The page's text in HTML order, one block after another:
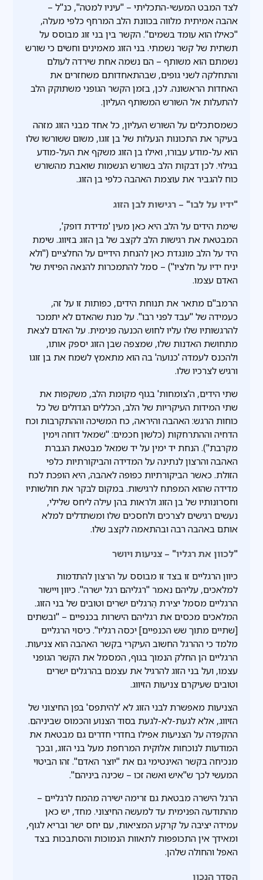
לצד המבט המעשי-התכליתי – "עיניו למטה", כנ"ל –
אהבה אמיתית מלווה בכוונת הלב המרחף כלפי מעלה,
"כאילו הוא עומד בשמים". הקשר בין בני זוג מבוסס על
תשתית של קשר נשמתי. בני הזוג מאמינים וחשים כי שורש
נשמתם הוא משותף – הם נשמה אחת שירדה לעולם
והתחלקה לשני גופים, שבהתאחדותם משחזרים את
האחדות הראשונה. לכן, בזמן הקשר הגופני משתוקק הלב
להתעלות אל השורש המשותף העליון.
כשמסתכלים על השורש העליון, כל אחד מבני הזוג מזהה
בעיקר את התכונות הנעלות של בן זוגו, משום ששורשו שלו
הוא על-מודע עבורו, ואילו בן הזוג משקף את העל-מודע
בגילוי. לכן דבקות הלב בשורש הנשמות שואבת מהשורש
כוח להגביר את עוצמת האהבה כלפי בן הזוג.
"ידיו על לבו" – רגישות לבן הזוג
שימת הידים על הלב היא כאן מעין 'מדידת דופק',
המבטאת את רגישות הלב לקצב של בן הזוג בזיווג. שימת
היד על הלב מונגדת כאן להנחת הידיים על החלציים ("ולא
יניח ידיו על חלציו") – סמל להתמכרות להנאה הפיזית של
האדם עצמו.
הרמב"ם מתאר את תנוחת הידים, כפותות זו על זה,
כעמידה של "עבד לפני רבו". על מנת שהאדם לא יתמכר
להרגשותיו שלו עליו לחוש הכנעה פנימית. על האדם לצאת
מתחושת האדנות שלו, שמצפה שבן הזוג יספק אותו,
ולהכנס לעמדה 'כנועה' בה הוא מתאמץ לשמח את בן זוגו
ורגיש לצרכיו שלו.
שתי הידים, ה'צומחות' בגוף מקומת הלב, משקפות את
שתי המידות העיקריות של הלב, הכללים הגדולים של כל
כוחות הרגש: האהבה והיראה, כח המשיכה וההתקרבות וכח
הדחיה וההתרחקות (כלשון חכמים: "שמאל דוחה וימין
מקרבת"). הנחת יד ימין על יד שמאל מבטאת הגברת
האהבה והרצון לנתינה על המדידה והביקורתיות כלפי
הזולת. כאשר הביקורתיות כפופה לאהבה, היא הופכת לכח
מדידה שהוא המפתח לרגישות. במקום לבקר את חולשותיו
וחסרונותיו של בן הזוג ולראות בהן עילה ליחס שלילי,
נעשים רגישים לצרכים ולחסכים שלו ומשתדלים למלא
אותם באהבה רבה ובהתאמה לקצב שלו.
"לכוון את רגליו" – צניעות ויושר
כיוון הרגליים זו בצד זו מבוסס על הרצון להתדמות
למלאכים, עליהם נאמר "רגליהם רגל ישרה". כיוון ויישור
הרגליים מסמל יצירת הֶרגלים ישרים וטובים של בני הזוג.
המלאכים מכסים את רגליהם הישרות בכנפיים – "ובשתים
[שתיים מתוך שש הכנפיים] יכסה רגליו". כיסוי הרגליים
מלמד כי ההרגל החשוב העיקרי בקשר האהבה הוא צניעות.
הרגליים הן החלק הנמוך בגוף, המסמל את הקשר הגופני
עצמו, ועל בני הזוג להרגיל את עצמם בהרגלים ישרים
וטובים שעיקרם צניעות הזיווג.
הצניעות מאפשרת לבני הזוג לא 'להיתפס' בפן החיצוני של
הזיווג, אלא לגעת-לא-לגעת בסוד הצנוע והכמוס שביניהם.
ההקפדה על הצניעות אפילו בחדרי חדרים גם מבטאת את
המודעות לנוכחות אלוקית המרחפת מעל בני הזוג, ובכך
מנכיחה בקשר האינטימי גם את "יוצר האדם". זהו הביטוי
המעשי לכך ש"איש ואשה זכו – שכינה ביניהם".
הרגל הישרה מבטאת גם זרימה ישירה מהמח לרגליים –
מהתודעה הפנימית עד למעשה החיצוני. מחד, יש כאן
עמידה יציבה על קרקע המציאות, עם יחס ישר ובריא לגוף,
ומאידך אין התכופפות לתאוות הנמוכות והסתבכות בצד
האפל והחולה שלהן.
הסדר הנכון